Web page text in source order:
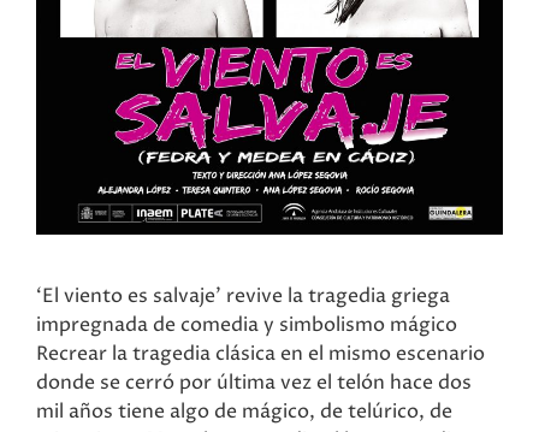
‘El viento es salvaje’ revive la tragedia griega
impregnada de comedia y simbolismo mágico
Recrear la tragedia clásica en el mismo escenario
donde se cerró por última vez el telón hace dos
mil años tiene algo de mágico, de telúrico, de